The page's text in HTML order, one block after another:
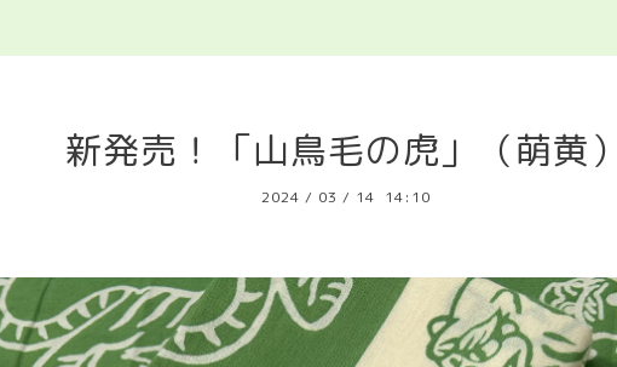
新発売！「山鳥毛の虎」（萌黄
2024 / 03 / 14 14:10